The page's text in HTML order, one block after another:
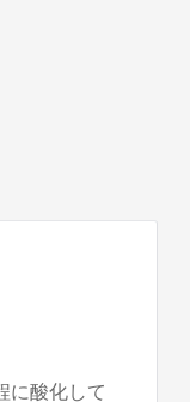
に酸化して